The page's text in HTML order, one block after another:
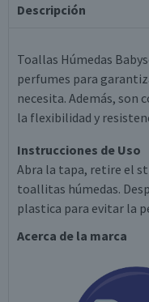
Descripción
Toallas Húmedas
perfumes para
necesita. Además, son
la flexibilidad y
Instrucciones de Uso
Abra la tapa, retire el
toallitas húmedas.
plastica para evitar la
Acerca de la marca